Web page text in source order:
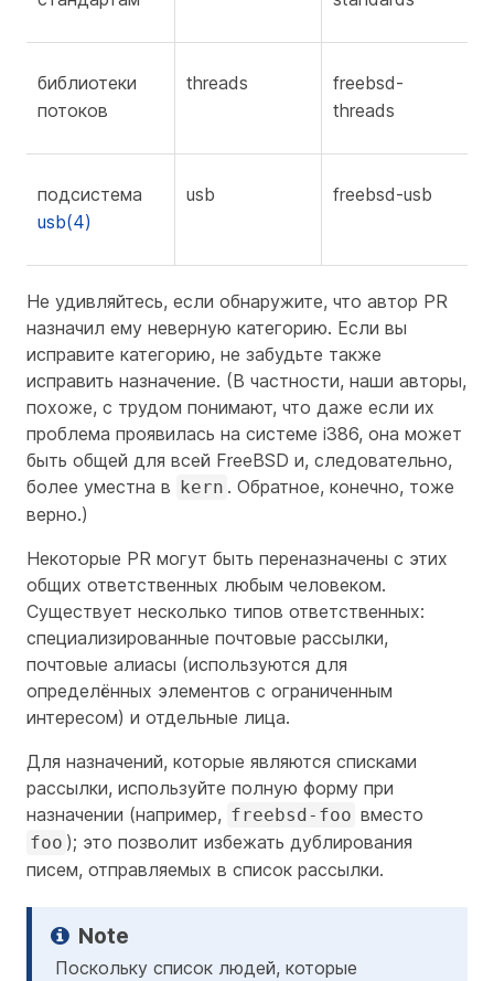
библиотеки
потоков
threads
freebsd-
threads
подсистема
usb(4)
usb freebsd-usb
Не удивляйтесь, если обнаружите, что автор PR
назначил ему неверную категорию. Если вы
исправите категорию, не забудьте также
исправить назначение. (В частности, наши авторы,
похоже, с трудом понимают, что даже если их
проблема проявилась на системе i386, она может
быть общей для всей FreeBSD и, следовательно,
более уместна в kern . Обратное, конечно, тоже
верно.)
Некоторые PR могут быть переназначены с этих
общих ответственных любым человеком.
Существует несколько типов ответственных:
специализированные почтовые рассылки,
почтовые алиасы (используются для
определённых элементов с ограниченным
интересом) и отдельные лица.
Для назначений, которые являются списками
рассылки, используйте полную форму при
назначении (например, freebsd-foo вместо
foo ); это позволит избежать дублирования
писем, отправляемых в список рассылки.
Поскольку список людей, которые